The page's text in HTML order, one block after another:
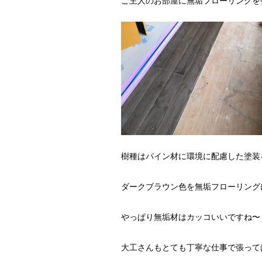
樹種はパイン材に環境に配慮した塗
ダークブラウン色を無垢フローリン
やっぱり無垢材はカッコいいですね〜
大工さんもとても丁寧な仕事で張っ